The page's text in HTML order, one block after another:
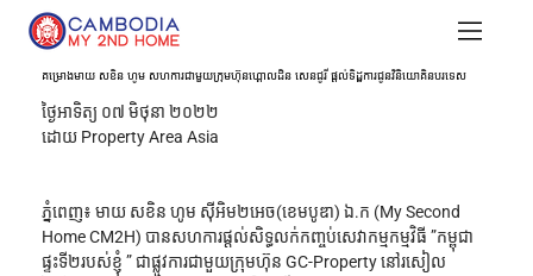
គម្រោងមាយ សខិន ហូម សហការជាមួយក្រុមហ៊ុនហ្គោលដិន សេនជូរី ផ្តល់ទិដ្ឋការជូនវិនិយោគិនបរទេស
ថ្ងៃអាទិត្យ ០៧ មិថុនា ២០២២
ដោយ Property Area Asia
ភ្នំពេញ៖ មាយ សខិន ហូម ស៊ីអិម២អេច(ខេមបូឌា) ឯ.ក (My Second
Home CM2H) បានសហការផ្តល់សិទ្ធលក់កញ្ចប់សេវាកម្មកម្មវិធី ”កម្ពុជា
ផ្ទះទី២របស់ខ្ញុំ ” ជាផ្លូវការជាមួយក្រុមហ៊ុន GC-Property នៅរសៀល